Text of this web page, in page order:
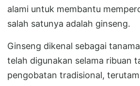
alami untuk membantu
salah satunya adalah ginseng.
Ginseng dikenal sebagai
telah digunakan selama ribuan
pengobatan tradisional,